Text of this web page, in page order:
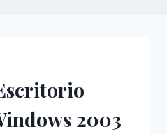
2003